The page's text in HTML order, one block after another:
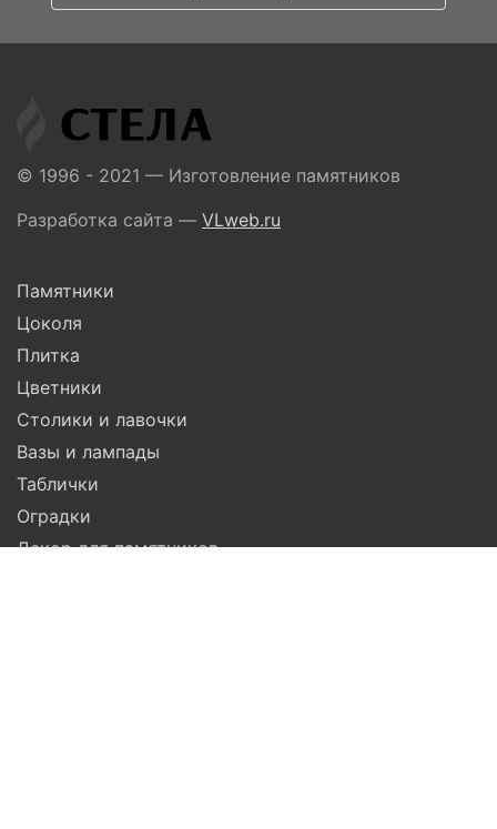
© 1996 - 2021 — Изготовление памятников
Разработка сайта — VLweb.ru
Памятники
Цоколя
Плитка
Цветники
Столики и лавочки
Вазы и лампады
Таблички
Оградки
Декор для памятников